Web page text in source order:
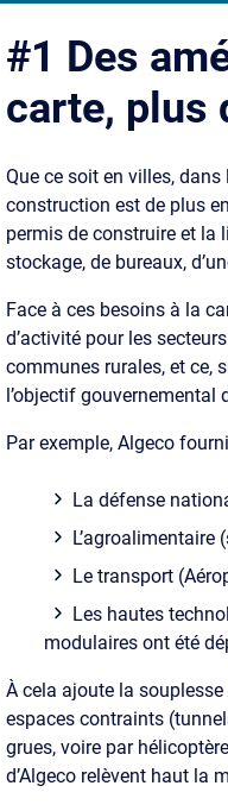
#1 Des
carte, plus
Que ce soit en villes,
construction est de plus
permis de construire et la
stockage, de bureaux,
Face à ces besoins à la
d’activité pour les
communes rurales, et ce,
l’objectif gouvernemental
Par exemple, Algeco
La défense
L’agroalimentaire
Le transport
Les hautes
modulaires ont été
À cela ajoute la
espaces contraints
grues, voire par
d’Algeco relèvent haut la